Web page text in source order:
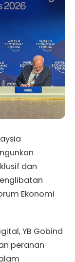
dan
Ekonomi
YB Gobind
peranan